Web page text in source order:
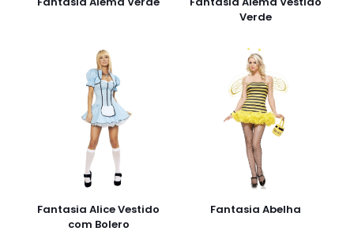
Verde
Fantasia Alice Vestido
com Bolero
Fantasia Abelha